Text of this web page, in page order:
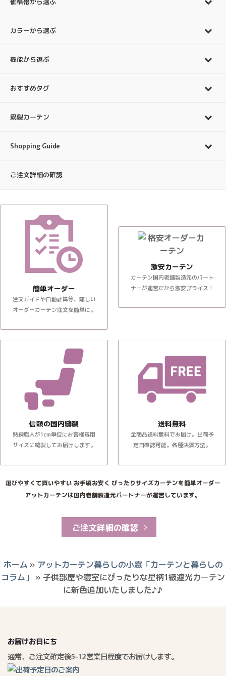
カラーから選ぶ
機能から選ぶ
おすすめタグ
既製カーテン
Shopping Guide
ご注文詳細の確認
簡単オーダー
注文ガイドや自動計算等、難しい
オーダーカーテン注文を簡単に。
激安カーテン
カーテン国内老舗製造元のパート
ナーが運営だから激安プライス！
信頼の国内縫製
熟練職人が1cm単位にお客様専用
サイズに縫製してお届けします。
送料無料
全商品送料無料でお届け。出荷予
定日確認可能。各種決済方法。
選びやすくて買いやすい お手頃お安く ぴったりサイズカーテンを簡単オーダー
アットカーテンは国内老舗製造元パートナーが運営しています。
ご注文詳細の確認
ホーム » アットカーテン暮らしの小窓「カーテンと暮らしの
コラム」 » 子供部屋や寝室にぴったりな星柄1級遮光カーテン
に新色追加いたしました♪♪
お届けお日にち
通常、ご注文確定後5-12営業日程度でお届けします。